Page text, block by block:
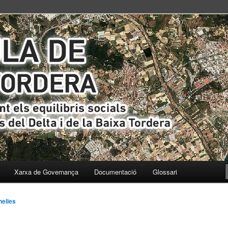
ecològics del Delta i de la Baixa Tordera
Xarxa de Governança Documentació Glossari